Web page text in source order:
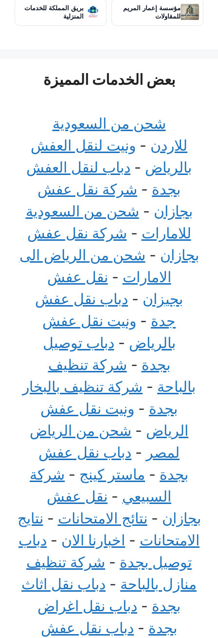
مؤسسة إعمار المريم
للمقاولات
بريق المملكة للخدمات
المنزلية
بعض الخدمات المميزة
شحن من السعودية
للاردن - ونيت لنقل العفش
بالرياض - دباب لنقل العفش
بجدة - شركة نقل عفش
بجازان - شحن من السعودية
للامارات - شركة نقل عفش
بجازان - شحن من الرياض الى
الامارات - نقل عفش
بجيزان - دباب نقل عفش
جدة - ونيت نقل عفش
بالرياض - دباب توصيل
بجدة - شركة تنظيف
بالباحة - شركة تنظيف بالبخار
بجدة - ونيت نقل عفش
الرياض - شحن من الرياض
لمصر - دباب نقل عفش
بجدة - ماستر كينج - شركة
السبيعي - نقل عفش
بجازان - نتائج الامتحانات - نتايج
الامتحانات - اخبارنا الان - دباب
توصيل بجدة - شركة تنظيف
منازل بالباحة - دباب نقل اثاث
بجدة - دباب نقل اغراض
بجدة - دباب نقل عفش